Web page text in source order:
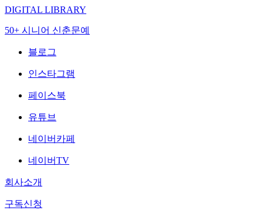
DIGITAL LIBRARY
50+ 시니어 신춘문예
블로그
인스타그램
페이스북
유튜브
네이버카페
네이버TV
회사소개
구독신청